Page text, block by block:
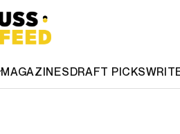
MAGAZINESDRAFT PICKS